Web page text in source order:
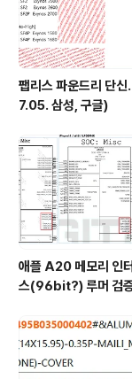
팹리스 파운드리 단
7.05. 삼성, 구글)
애플 A20 메모리 인
스(96bit?) 루머 검